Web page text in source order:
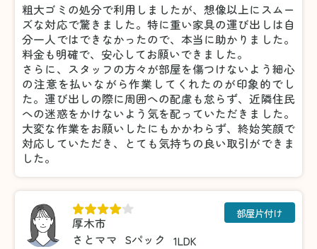
粗大ゴミの処分で利用しましたが、想像以上にスムー
ズな対応で驚きました。特に重い家具の運び出しは自
分一人ではできなかったので、本当に助かりました。
料金も明確で、安心してお願いできました。
さらに、スタッフの方々が部屋を傷つけないよう細心
の注意を払いながら作業してくれたのが印象的でし
た。運び出しの際に周囲への配慮も怠らず、近隣住民
への迷惑をかけないよう気を配っていただきました。
大変な作業をお願いしたにもかかわらず、終始笑顔で
対応していただき、とても気持ちの良い取引ができま
した。
厚木市
さとママ Sパック 1LDK
部屋片付け